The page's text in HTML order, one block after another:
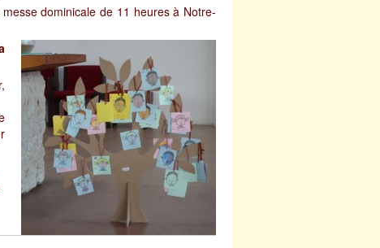
dominicale de 11 heures à Notre-